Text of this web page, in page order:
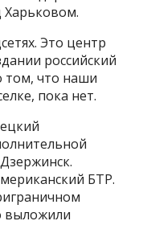
Харьковом.
Это центр
российский
том, что наши
пока нет.
БТР.
выложили